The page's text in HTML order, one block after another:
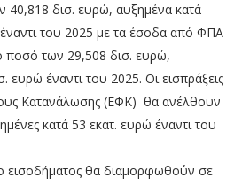
δισ. ευρώ, αυξημένα κατά
του 2025 με τα έσοδα από ΦΠΑ
ποσό των 29,508 δισ. ευρώ,
ευρώ έναντι του 2025. Οι εισπράξεις
Κατανάλωσης (ΕΦΚ) θα ανέλθουν
κατά 53 εκατ. ευρώ έναντι του
θα διαμορφωθούν σε